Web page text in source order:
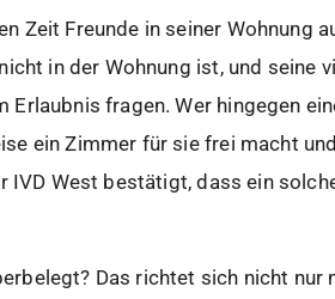
Zeit Freunde in seiner Wohnung
in der Wohnung ist, und seine
Erlaubnis fragen. Wer hingegen
ein Zimmer für sie frei macht
IVD West bestätigt, dass ein
Das richtet sich nicht